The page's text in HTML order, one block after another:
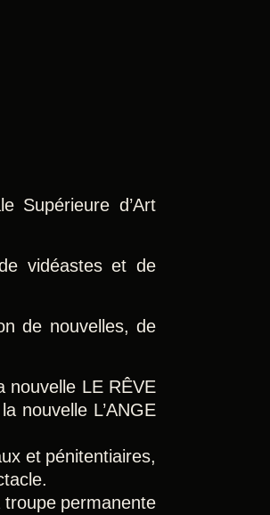
Supérieure d’Art
vidéastes et de
de nouvelles, de
nouvelle LE RÊVE
nouvelle L’ANGE
et pénitentiaires,
permanente